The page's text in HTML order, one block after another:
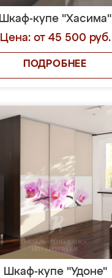
Шкаф-купе "Хасима"
Цена: от 45 500 руб.
ПОДРОБНЕЕ
Шкаф-купе "Удоне"